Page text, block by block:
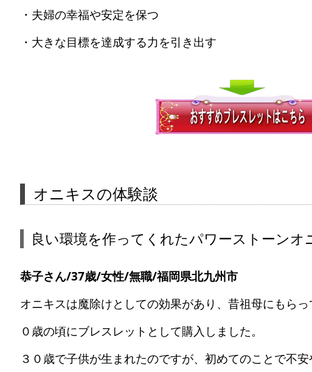
・夫婦の幸福や安定を保つ
・大きな目標を達成する力を引き出す
オニキスの体験談
良い環境を作ってくれたパワーストーンオ
恭子さん/37歳/女性/無職/福岡県北九州市
オニキスは魔除けとしての効果があり、昔祖母にもら
０歳の頃にブレスレットとして購入しました。
３０歳で子供が生まれたのですが、初めてのことで不